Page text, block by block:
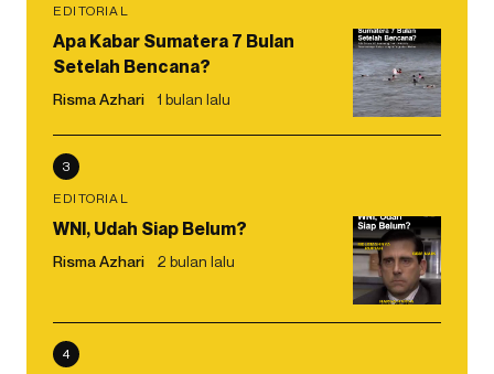
EDITORIAL
Apa Kabar Sumatera 7 Bulan
Setelah Bencana?
Risma Azhari 1 bulan lalu
3
EDITORIAL
WNI, Udah Siap Belum?
Risma Azhari 2 bulan lalu
4